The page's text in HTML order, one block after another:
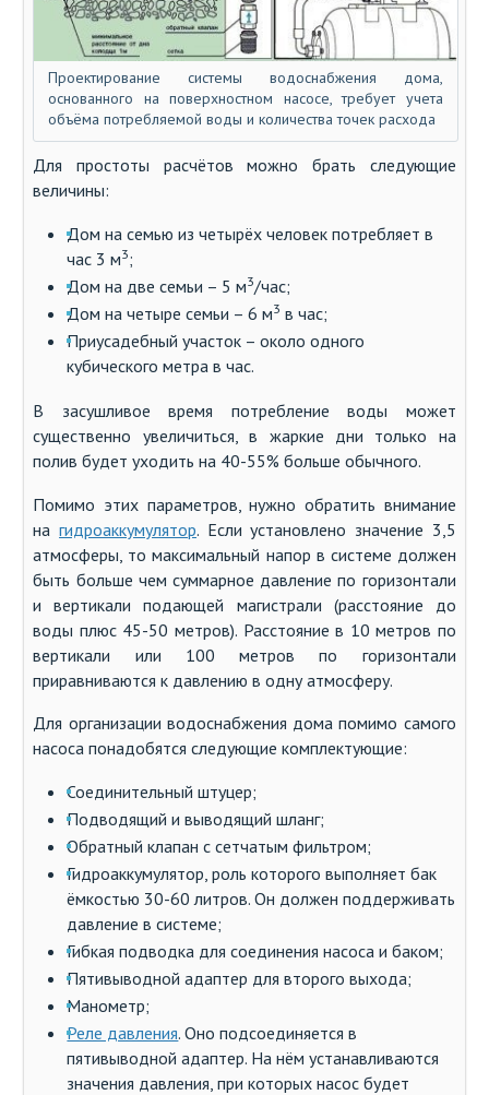
Проектирование системы водоснабжения дома,
основанного на поверхностном насосе, требует учета
объёма потребляемой воды и количества точек расхода
Для простоты расчётов можно брать следующие
величины:
Дом на семью из четырёх человек потребляет в
час 3 м3;
Дом на две семьи – 5 м3/час;
Дом на четыре семьи – 6 м3 в час;
Приусадебный участок – около одного
кубического метра в час.
В засушливое время потребление воды может
существенно увеличиться, в жаркие дни только на
полив будет уходить на 40-55% больше обычного.
Помимо этих параметров, нужно обратить внимание
нагидроаккумулятор. Если установлено значение 3,5
атмосферы, то максимальный напор в системе должен
быть больше чем суммарное давление по горизонтали
и вертикали подающей магистрали (расстояние до
воды плюс 45-50 метров). Расстояние в 10 метров по
вертикали или 100 метров по горизонтали
приравниваются к давлению в одну атмосферу.
Для организации водоснабжения дома помимо самого
насоса понадобятся следующие комплектующие:
Соединительный штуцер;
Подводящий и выводящий шланг;
Обратный клапан с сетчатым фильтром;
Гидроаккумулятор, роль которого выполняет бак
ёмкостью 30-60 литров. Он должен поддерживать
давление в системе;
Гибкая подводка для соединения насоса и баком;
Пятивыводной адаптер для второго выхода;
Манометр;
Реле давления. Оно подсоединяется в
пятивыводной адаптер. На нём устанавливаются
значения давления, при которых насос будет